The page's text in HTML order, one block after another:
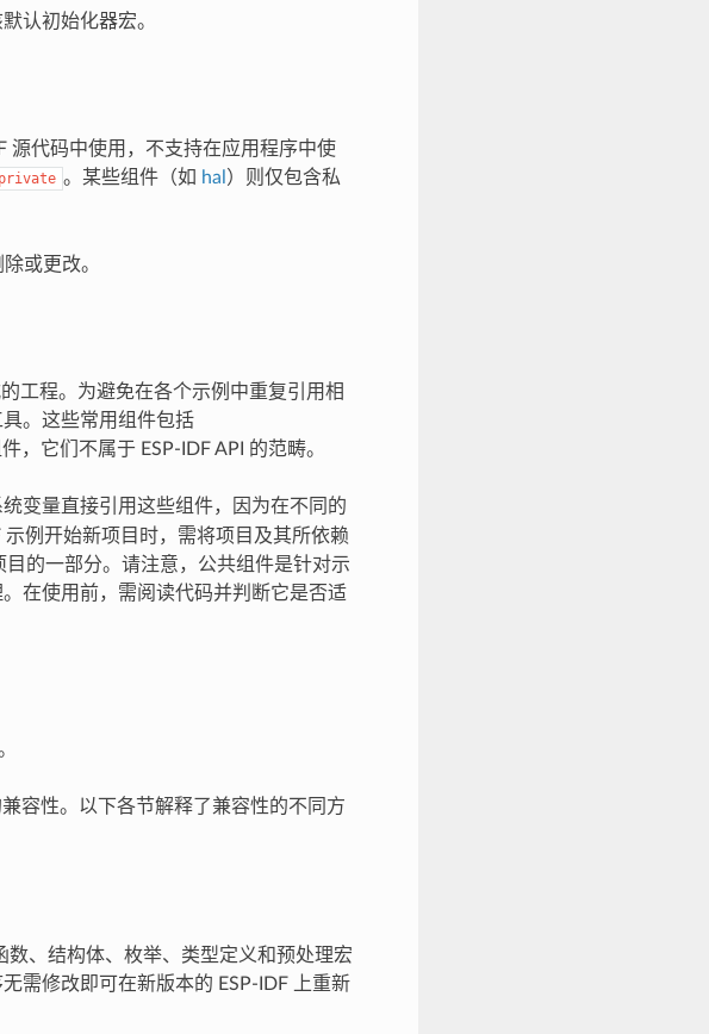
认初始化器宏。
源代码中使用，不支持在应用程序中使
。某些组件（如 hal ）则仅包含私
或更改。
工程。为避免在各个示例中重复引用相
。这些常用组件包括
它们不属于 ESP-IDF API 的范畴。
变量直接引用这些组件，因为在不同的
示例开始新项目时，需将项目及其所依赖
的一部分。请注意，公共组件是针对示
在使用前，需阅读代码并判断它是否适
容性。以下各节解释了兼容性的不同方
数、结构体、枚举、类型定义和预处理宏
需修改即可在新版本的 ESP-IDF 上重新